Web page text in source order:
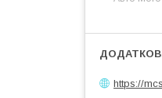
https://